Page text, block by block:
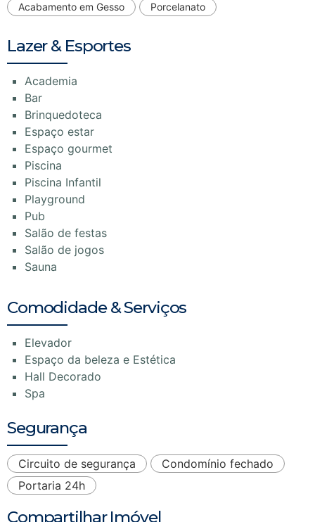
Acabamento em Gesso Porcelanato
Lazer & Esportes
Academia
Bar
Brinquedoteca
Espaço estar
Espaço gourmet
Piscina
Piscina Infantil
Playground
Pub
Salão de festas
Salão de jogos
Sauna
Comodidade & Serviços
Elevador
Espaço da beleza e Estética
Hall Decorado
Spa
Segurança
Circuito de segurança
Condomínio fechado
Portaria 24h
Compartilhar Imóvel